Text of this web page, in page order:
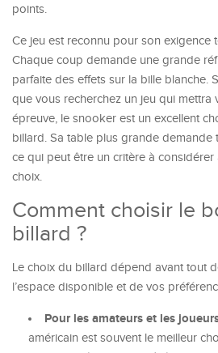
points.
Ce jeu est reconnu pour son exigence
Chaque coup demande une grande
parfaite des effets sur la bille blanche.
que vous recherchez un jeu qui mettra
épreuve, le snooker est un excellent
billard. Sa table plus grande demande
ce qui peut être un critère à
choix.
Comment choisir le
billard ?
Le choix du billard dépend avant tout
l’espace disponible et de vos
Pour les amateurs et les
américain est souvent le meilleur